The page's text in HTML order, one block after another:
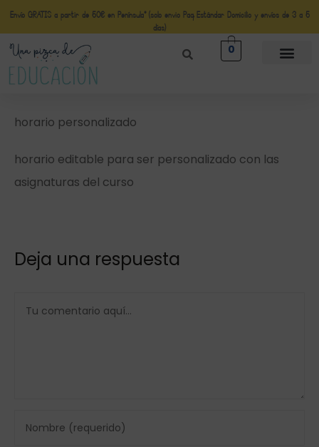
Envío GRATIS a partir de 50€ en Península* (solo envio Paq Estándar Domicilio y envíos de 3 a 5
días)
0
horario personalizado
horario editable para ser personalizado con las
asignaturas del curso
Deja una respuesta